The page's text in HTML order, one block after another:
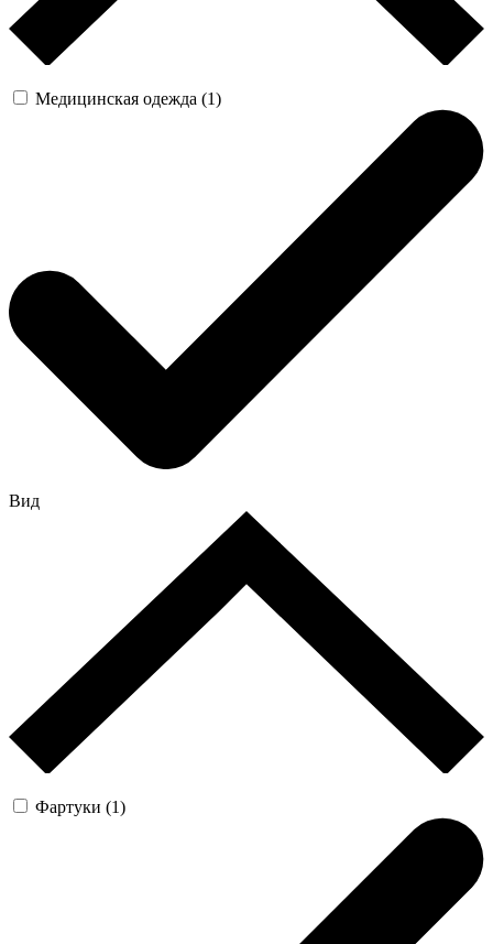
Медицинская одежда (1)
Вид
Фартуки (1)